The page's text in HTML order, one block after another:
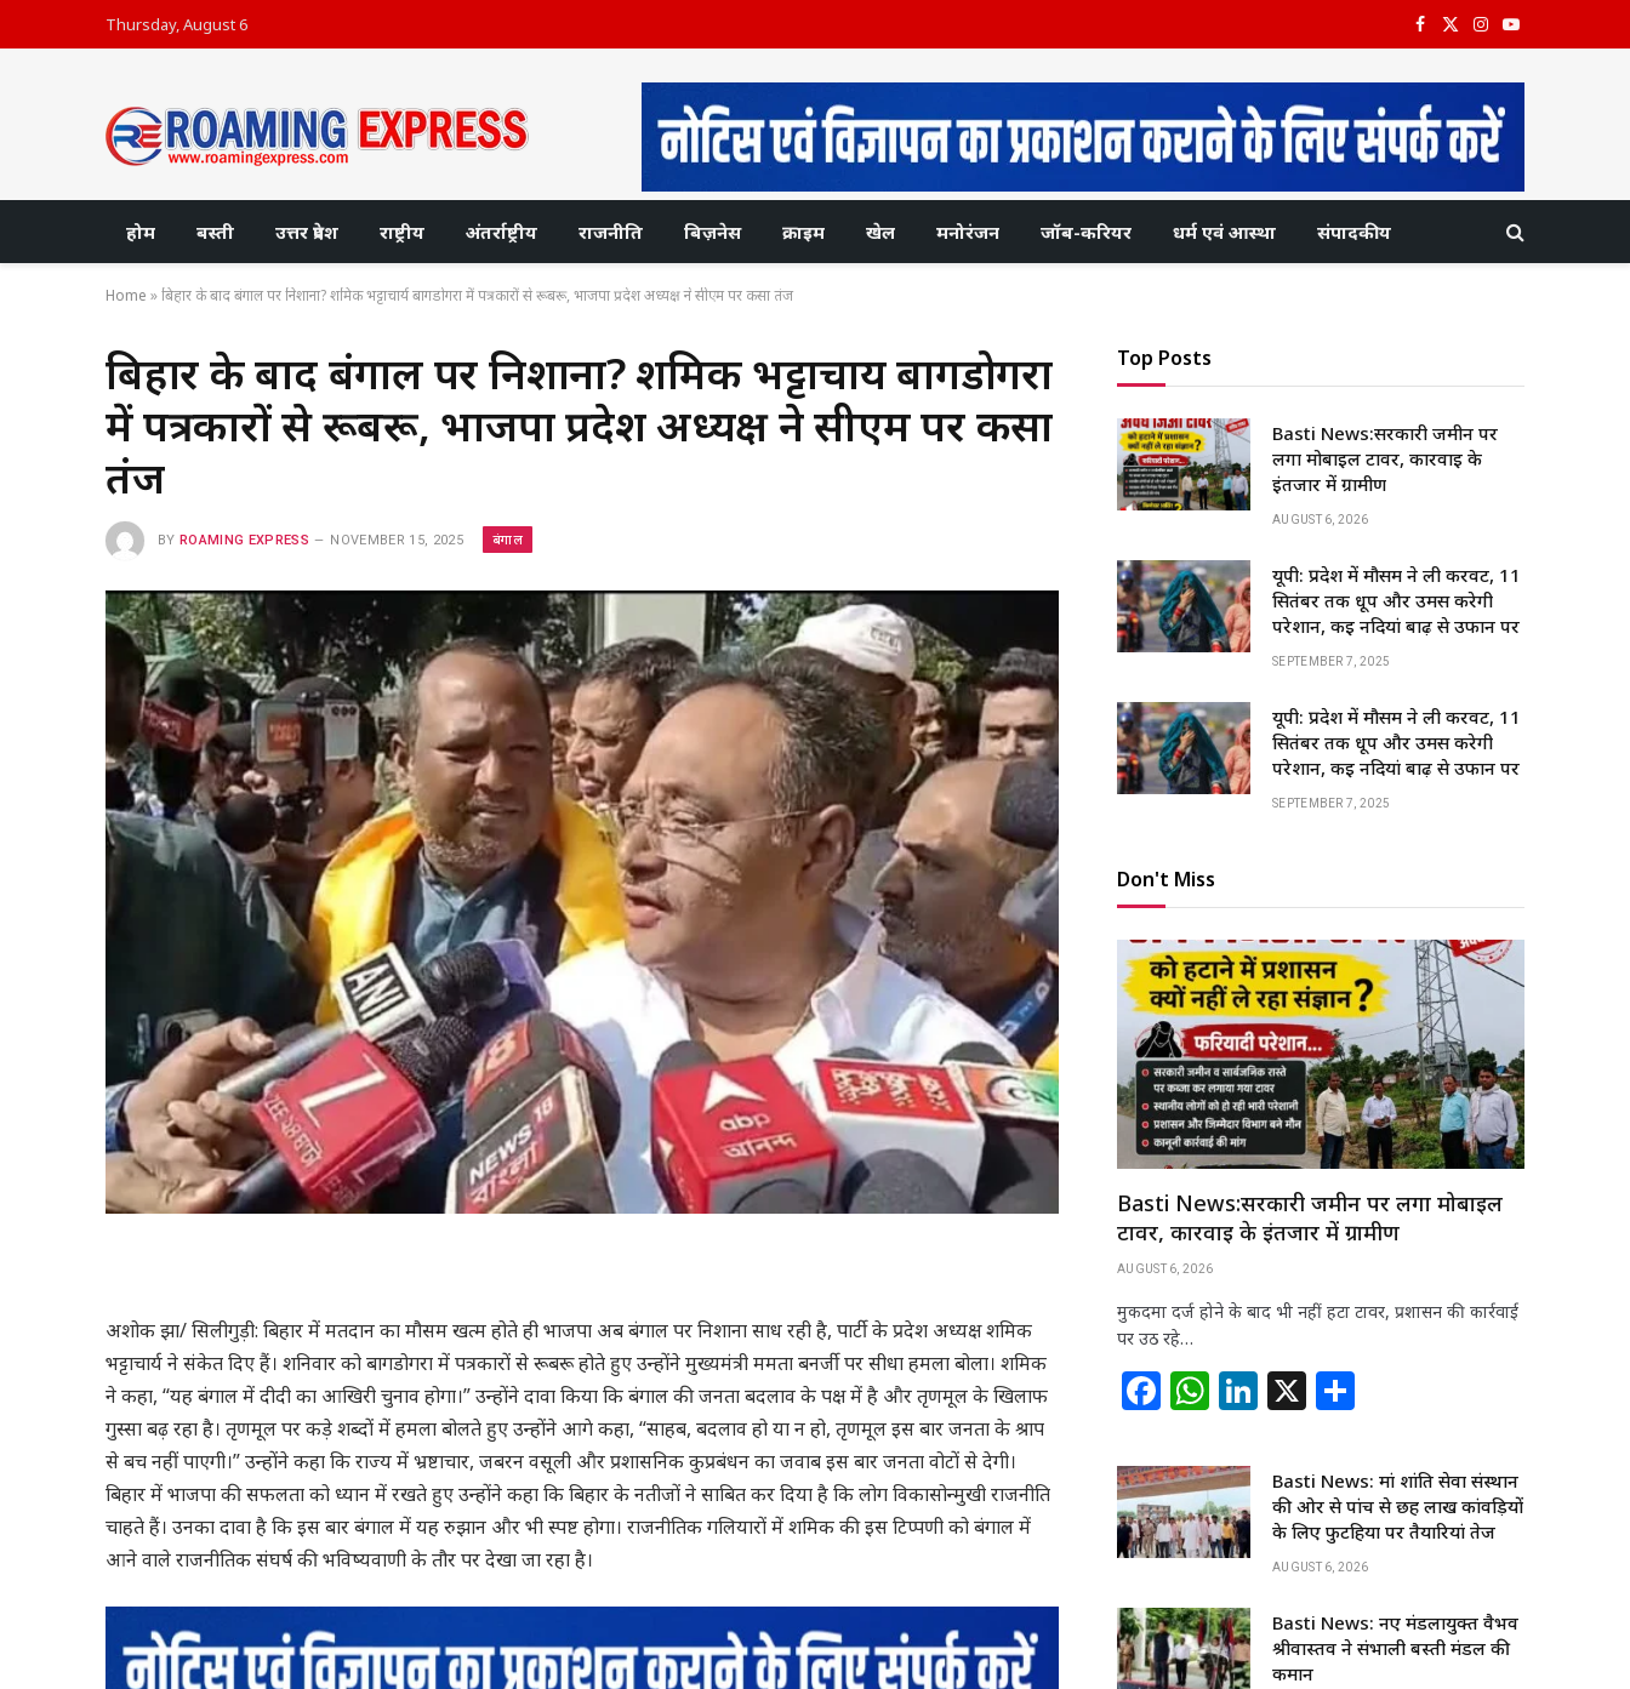
Thursday, August 6 Facebook
X
Instagram
YouTube
होम बस्ती उत्तर प्रदेश राष्ट्रीय अंतर्राष्ट्रीय राजनीति बिज़नेस क्राइम खेल मनोरंजन जॉब-करियर धर्म एवं आस्था संपादकीय
Home »बिहार के बाद बंगाल पर निशाना? शमिक भट्टाचार्य बागडोगरा में पत्रकारों से रूबरू, भाजपा प्रदेश अध्यक्ष ने सीएम पर कसा तंज
बिहार के बाद बंगाल पर निशाना? शमिक भट्टाचार्य बागडोगरा
में पत्रकारों से रूबरू, भाजपा प्रदेश अध्यक्ष ने सीएम पर कसा
तंज
BY ROAMING EXPRESS NOVEMBER 15, 2025 बंगाल
अशोक झा/ सिलीगुड़ी: बिहार में मतदान का मौसम खत्म होते ही भाजपा अब बंगाल पर निशाना साध रही है, पार्टी के प्रदेश अध्यक्ष शमिक
भट्टाचार्य ने संकेत दिए हैं। शनिवार को बागडोगरा में पत्रकारों से रूबरू होते हुए उन्होंने मुख्यमंत्री ममता बनर्जी पर सीधा हमला बोला। शमिक
ने कहा, “यह बंगाल में दीदी का आखिरी चुनाव होगा।” उन्होंने दावा किया कि बंगाल की जनता बदलाव के पक्ष में है और तृणमूल के खिलाफ
गुस्सा बढ़ रहा है। तृणमूल पर कड़े शब्दों में हमला बोलते हुए उन्होंने आगे कहा, “साहब, बदलाव हो या न हो, तृणमूल इस बार जनता के श्राप
से बच नहीं पाएगी।” उन्होंने कहा कि राज्य में भ्रष्टाचार, जबरन वसूली और प्रशासनिक कुप्रबंधन का जवाब इस बार जनता वोटों से देगी।
बिहार में भाजपा की सफलता को ध्यान में रखते हुए उन्होंने कहा कि बिहार के नतीजों ने साबित कर दिया है कि लोग विकासोन्मुखी राजनीति
चाहते हैं। उनका दावा है कि इस बार बंगाल में यह रुझान और भी स्पष्ट होगा। राजनीतिक गलियारों में शमिक की इस टिप्पणी को बंगाल में
आने वाले राजनीतिक संघर्ष की भविष्यवाणी के तौर पर देखा जा रहा है।
Top Posts
Basti News:सरकारी जमीन पर
लगा मोबाइल टावर, कार्रवाई के
इंतजार में ग्रामीण
AUGUST 6, 2026
यूपी: प्रदेश में मौसम ने ली करवट, 11
सितंबर तक धूप और उमस करेगी
परेशान, कई नदियां बाढ़ से उफान पर
SEPTEMBER 7, 2025
यूपी: प्रदेश में मौसम ने ली करवट, 11
सितंबर तक धूप और उमस करेगी
परेशान, कई नदियां बाढ़ से उफान पर
SEPTEMBER 7, 2025
Don't Miss
Basti News:सरकारी जमीन पर लगा मोबाइल
टावर, कार्रवाई के इंतजार में ग्रामीण
AUGUST 6, 2026
मुकदमा दर्ज होने के बाद भी नहीं हटा टावर, प्रशासन की कार्रवाई
पर उठ रहे…
F
c
e
b
o
k
W
at
s
A
p
Li
k
e
dI
n
X
ar
e
Basti News: मां शांति सेवा संस्थान
की ओर से पांच से छह लाख कांवड़ियों
के लिए फुटहिया पर तैयारियां तेज
AUGUST 6, 2026
Basti News: नए मंडलायुक्त वैभव
श्रीवास्तव ने संभाली बस्ती मंडल की
कमान